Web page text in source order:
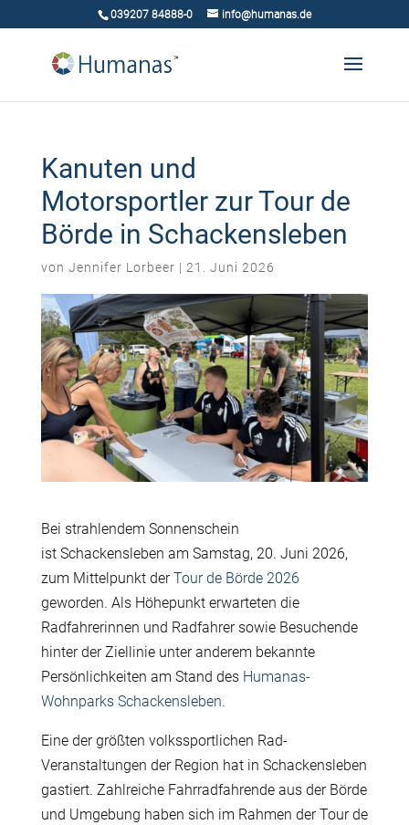
039207 84888-0 info@humanas.de
Kanuten und
Motorsportler zur Tour de
Börde in Schackensleben
von Jennifer Lorbeer | 21. Juni 2026
Bei strahlendem Sonnenschein
ist Schackensleben am Samstag, 20. Juni 2026,
zum Mittelpunkt derTour de Börde 2026
geworden. Als Höhepunkt erwarteten die
Radfahrerinnen und Radfahrer sowie Besuchende
hinter der Ziellinie unter anderem bekannte
Persönlichkeiten am Stand des Humanas-
Wohnparks Schackensleben.
Eine der größten volkssportlichen Rad-
Veranstaltungen der Region hat in Schackensleben
gastiert. Zahlreiche Fahrradfahrende aus der Börde
und Umgebung haben sich im Rahmen der Tour de